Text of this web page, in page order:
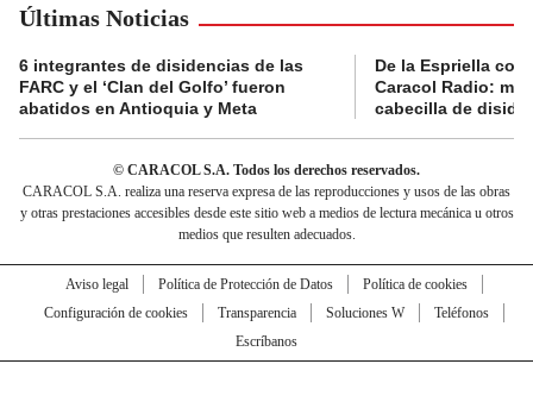
Últimas Noticias
6 integrantes de disidencias de las
FARC y el ‘Clan del Golfo’ fueron
abatidos en Antioquia y Meta
De la Espriella
Caracol Radio:
cabecilla de
© CARACOL S.A. Todos los derechos reservados.
CARACOL S.A. realiza una reserva expresa de las reproducciones y usos de las obras
y otras prestaciones accesibles desde este sitio web a medios de lectura mecánica u otros
medios que resulten adecuados.
Aviso legal Política de Protección de Datos
Política de cookies
Configuración de cookies
Transparencia Soluciones W
Teléfonos
Escríbanos